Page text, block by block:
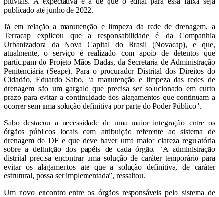
publicado até junho de 2022.
Já em relação a manutenção e limpeza da rede de drenagem, a
Terracap explicou que a responsabilidade é da Companhia
Urbanizadora da Nova Capital do Brasil (Novacap), e que,
atualmente, o serviço é realizado com apoio de detentos que
participam do Projeto Mãos Dadas, da Secretaria de Administração
Penitenciária (Seape). Para o procurador Distrital dos Direitos do
Cidadão, Eduardo Sabo, “a manutenção e limpeza das redes de
drenagem são um gargalo que precisa ser solucionado em curto
prazo para evitar a continuidade dos alagamentos que continuam a
ocorrer sem uma solução definitiva por parte do Poder Público”.
Sabo destacou a necessidade de uma maior integração entre os
órgãos públicos locais com atribuição referente ao sistema de
drenagem do DF e que deve haver uma maior clareza regulatória
sobre a definição dos papéis de cada órgão. “A administração
distrital precisa encontrar uma solução de caráter temporário para
evitar os alagamentos até que a solução definitiva, de caráter
estrutural, possa ser implementada”, ressaltou.
Um novo encontro entre os órgãos responsáveis pelo sistema de